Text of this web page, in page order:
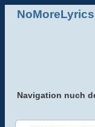
NoMoreLyrics
Navigation nuch